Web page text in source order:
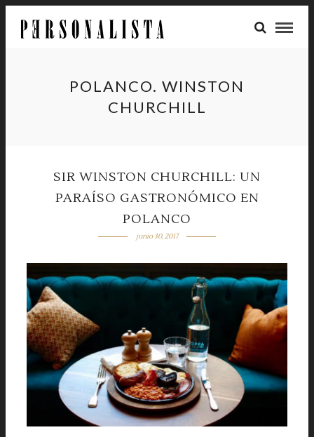
POLANCO. WINSTON
CHURCHILL
SIR WINSTON CHURCHILL: UN
PARAÍSO GASTRONÓMICO EN
POLANCO
junio 30, 2017